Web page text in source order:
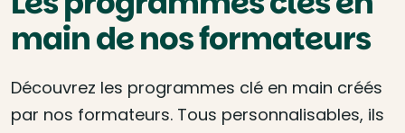
main de nos formateurs
Découvrez les programmes clé en main créés
par nos formateurs. Tous personnalisables, ils